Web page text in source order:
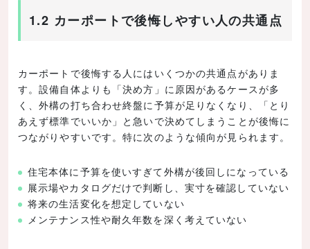
1.2 カーポートで後悔しやすい人の共通点
カーポートで後悔する人にはいくつかの共通点がありま
す。設備自体よりも「決め方」に原因があるケースが多
く、外構の打ち合わせ終盤に予算が足りなくなり、「とり
あえず標準でいいか」と急いで決めてしまうことが後悔に
つながりやすいです。特に次のような傾向が見られます。
住宅本体に予算を使いすぎて外構が後回しになっている
展示場やカタログだけで判断し、実寸を確認していない
将来の生活変化を想定していない
メンテナンス性や耐久年数を深く考えていない